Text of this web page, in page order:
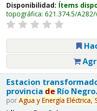
Disponibilidad: Ítems
topográfica: 621.374.5/A282/
Estacion
provincia deRío Negro.
por Agua y Energía Eléctrica,